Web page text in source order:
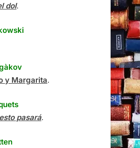
dol.
y Margarita.
pasará.